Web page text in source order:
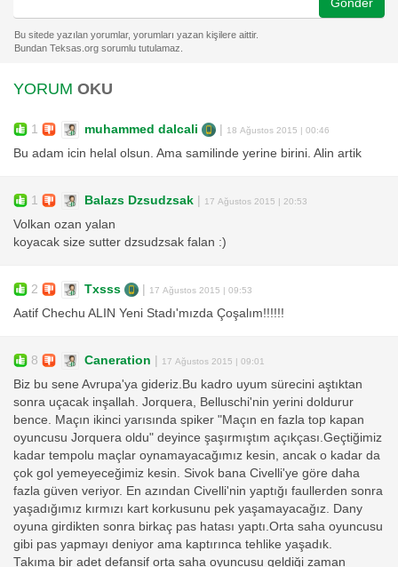
YORUM OKU
1 muhammed dalcali | 18 Ağustos 2015 | 00:46
Bu adam icin helal olsun. Ama samilinde yerine birini. Alin artik
1 Balazs Dzsudzsak | 17 Ağustos 2015 | 20:53
Volkan ozan yalan
koyacak size sutter dzsudzsak falan :)
2 Txsss | 17 Ağustos 2015 | 09:53
Aatif Chechu ALIN Yeni Stadı'mızda Çoşalım!!!!!!
8 Caneration | 17 Ağustos 2015 | 09:01
Biz bu sene Avrupa'ya gideriz.Bu kadro uyum sürecini aştıktan
sonra uçacak inşallah. Jorquera, Belluschi'nin yerini doldurur
bence. Maçın ikinci yarısında spiker "Maçın en fazla top kapan
oyuncusu Jorquera oldu" deyince şaşırmıştım açıkçası.Geçtiğimiz
kadar tempolu maçlar oynamayacağımız kesin, ancak o kadar da
çok gol yemeyeceğimiz kesin. Sivok bana Civelli'ye göre daha
fazla güven veriyor. En azından Civelli'nin yaptığı faullerden sonra
yaşadığımız kırmızı kart korkusunu pek yaşamayacağız. Dany
oyuna girdikten sonra birkaç pas hatası yaptı.Orta saha oyuncusu
gibi pas yapmayı deniyor ama kaptırınca tehlike yaşadık.
Takıma bir adet defansif orta saha oyuncusu geldiği zaman